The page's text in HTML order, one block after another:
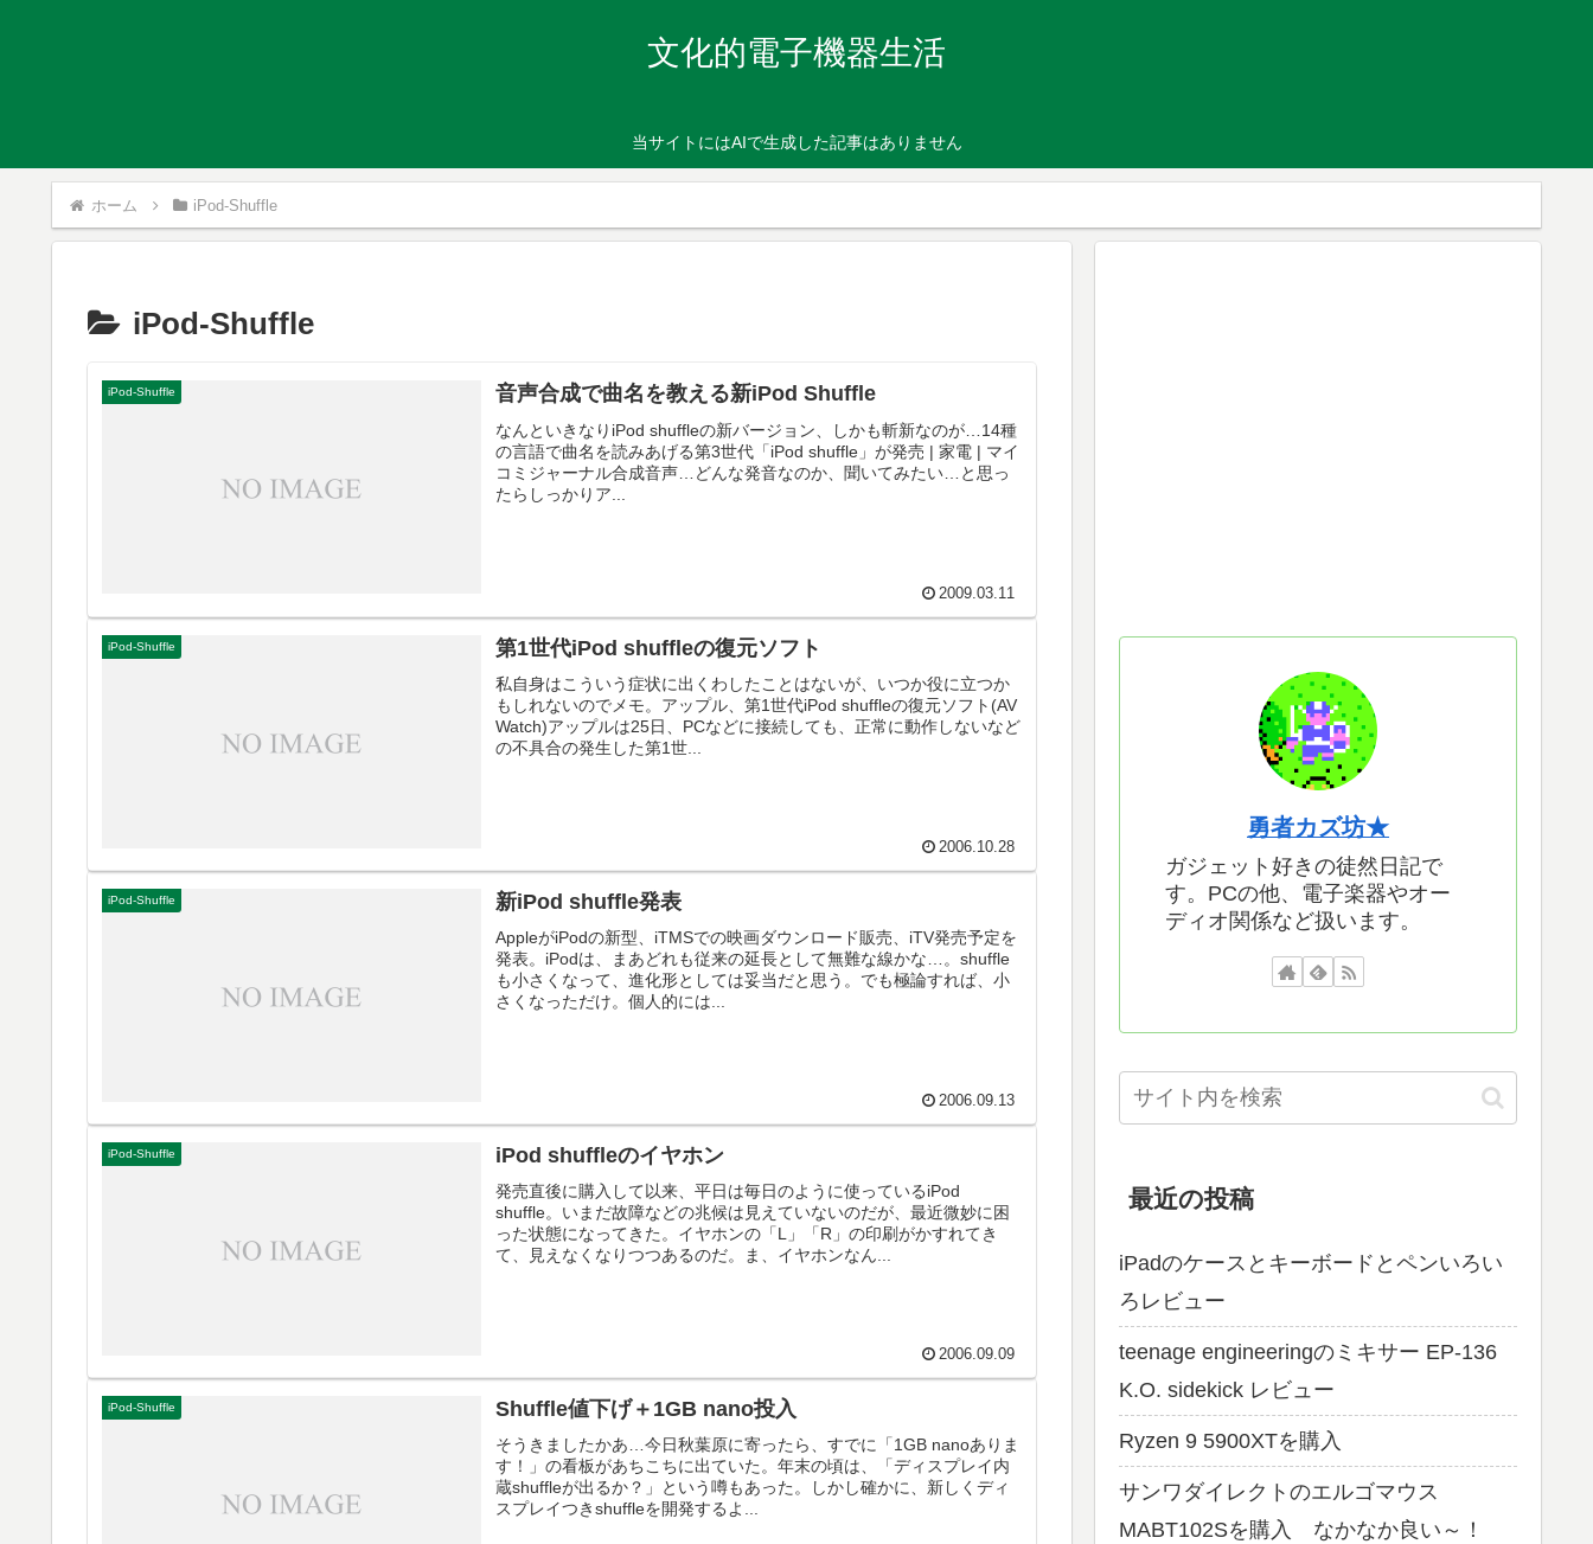
文化的電子機器生活
当サイトにはAIで生成した記事はありません
ホーム iPod-Shuffle
iPod-Shuffle
iPod-Shuffle 音声合成で曲名を教える新iPod Shuffle
なんといきなりiPod shuffleの新バージョン、しかも斬新なのが…14種
の言語で曲名を読みあげる第3世代「iPod shuffle」が発売 | 家電 | マイ
コミジャーナル合成音声…どんな発音なのか、聞いてみたい…と思っ
たらしっかりア...
2009.03.11
iPod-Shuffle 第1世代iPod shuffleの復元ソフト
私自身はこういう症状に出くわしたことはないが、いつか役に立つか
もしれないのでメモ。アップル、第1世代iPod shuffleの復元ソフト(AV
Watch)アップルは25日、PCなどに接続しても、正常に動作しないなど
の不具合の発生した第1世...
2006.10.28
iPod-Shuffle 新iPod shuffle発表
AppleがiPodの新型、iTMSでの映画ダウンロード販売、iTV発売予定を
発表。iPodは、まあどれも従来の延長として無難な線かな…。shuffle
も小さくなって、進化形としては妥当だと思う。でも極論すれば、小
さくなっただけ。個人的には...
2006.09.13
iPod-Shuffle iPod shuffleのイヤホン
発売直後に購入して以来、平日は毎日のように使っているiPod
shuffle。いまだ故障などの兆候は見えていないのだが、最近微妙に困
った状態になってきた。イヤホンの「L」「R」の印刷がかすれてき
て、見えなくなりつつあるのだ。ま、イヤホンなん...
2006.09.09
iPod-Shuffle Shuffle値下げ＋1GB nano投入
そうきましたかあ…今日秋葉原に寄ったら、すでに「1GB nanoありま
す！」の看板があちこちに出ていた。年末の頃は、「ディスプレイ内
蔵shuffleが出るか？」という噂もあった。しかし確かに、新しくディ
スプレイつきshuffleを開発するよ...
勇者カズ坊★
ガジェット好きの徒然日記で
す。PCの他、電子楽器やオー
ディオ関係など扱います。
最近の投稿
iPadのケースとキーボードとペンいろい
ろレビュー
teenage engineeringのミキサー EP-136
K.O. sidekick レビュー
Ryzen 9 5900XTを購入
サンワダイレクトのエルゴマウス
MABT102Sを購入 なかなか良い～！